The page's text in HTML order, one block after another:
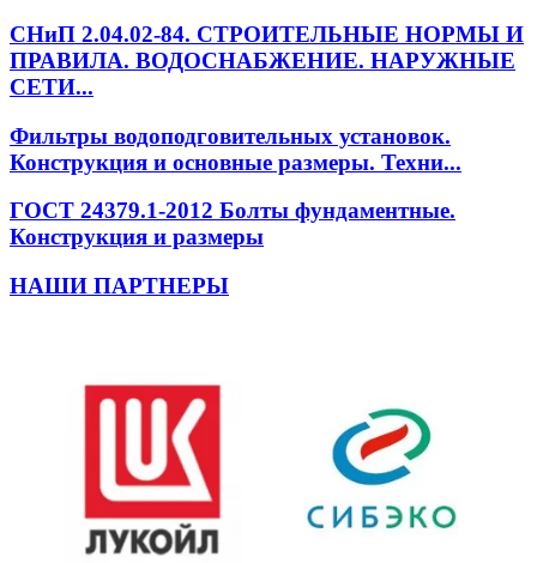
СНиП 2.04.02-84. СТРОИТЕЛЬНЫЕ НОРМЫ И
ПРАВИЛА. ВОДОСНАБЖЕНИЕ. НАРУЖНЫЕ
СЕТИ...
Фильтры водоподговительных установок.
Конструкция и основные размеры. Техни...
ГОСТ 24379.1-2012 Болты фундаментные.
Конструкция и размеры
НАШИ ПАРТНЕРЫ